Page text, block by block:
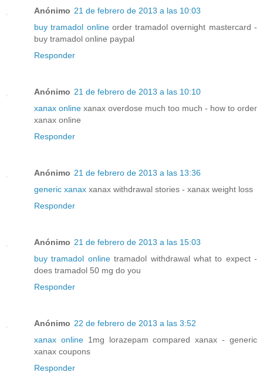
Anónimo 21 de febrero de 2013 a las 10:03
buy tramadol onlineorder tramadol overnight mastercard -
buy tramadol online paypal
Responder
Anónimo 21 de febrero de 2013 a las 10:10
xanax online xanax overdose much too much - how to order
xanax online
Responder
Anónimo 21 de febrero de 2013 a las 13:36
generic xanax xanax withdrawal stories - xanax weight loss
Responder
Anónimo 21 de febrero de 2013 a las 15:03
buy tramadol onlinetramadol withdrawal what to expect -
does tramadol 50 mg do you
Responder
Anónimo 22 de febrero de 2013 a las 3:52
xanax online1mg lorazepam compared xanax - generic
xanax coupons
Responder